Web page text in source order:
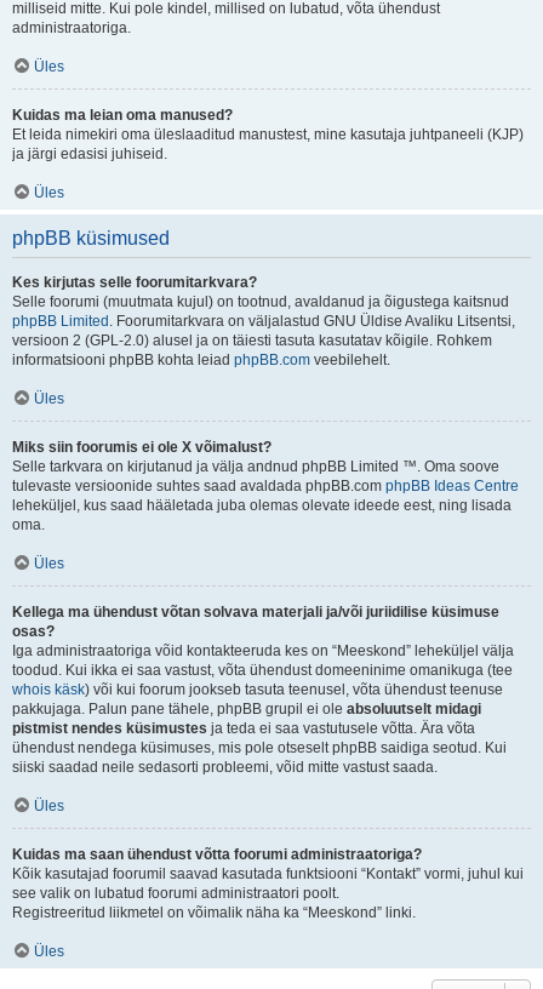
milliseid mitte. Kui pole kindel, millised on lubatud, võta ühendust
administraatoriga.
Üles
Kuidas ma leian oma manused?
Et leida nimekiri oma üleslaaditud manustest, mine kasutaja juhtpaneeli (KJP)
ja järgi edasisi juhiseid.
Üles
phpBB küsimused
Kes kirjutas selle foorumitarkvara?
Selle foorumi (muutmata kujul) on tootnud, avaldanud ja õigustega kaitsnud
phpBB Limited . Foorumitarkvara on väljalastud GNU Üldise Avaliku Litsentsi,
versioon 2 (GPL-2.0) alusel ja on täiesti tasuta kasutatav kõigile. Rohkem
informatsiooni phpBB kohta leiad phpBB.com veebilehelt.
Üles
Miks siin foorumis ei ole X võimalust?
Selle tarkvara on kirjutanud ja välja andnud phpBB Limited ™. Oma soove
tulevaste versioonide suhtes saad avaldada phpBB.com phpBB Ideas Centre
leheküljel, kus saad hääletada juba olemas olevate ideede eest, ning lisada
oma.
Üles
Kellega ma ühendust võtan solvava materjali ja/või juriidilise küsimuse
osas?
Iga administraatoriga võid kontakteeruda kes on “Meeskond” leheküljel välja
toodud. Kui ikka ei saa vastust, võta ühendust domeeninime omanikuga (tee
whois käsk) või kui foorum jookseb tasuta teenusel, võta ühendust teenuse
pakkujaga. Palun pane tähele, phpBB grupil ei ole absoluutselt midagi
pistmist nendes küsimustes ja teda ei saa vastutusele võtta. Ära võta
ühendust nendega küsimuses, mis pole otseselt phpBB saidiga seotud. Kui
siiski saadad neile sedasorti probleemi, võid mitte vastust saada.
Üles
Kuidas ma saan ühendust võtta foorumi administraatoriga?
Kõik kasutajad foorumil saavad kasutada funktsiooni “Kontakt” vormi, juhul kui
see valik on lubatud foorumi administraatori poolt.
Registreeritud liikmetel on võimalik näha ka “Meeskond” linki.
Üles